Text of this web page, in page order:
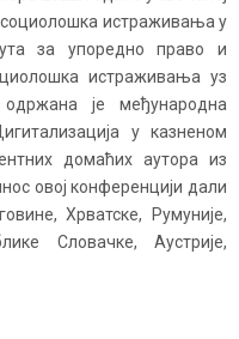
истраживања у
за упоредно право и
истраживања уз
је међународна
у казненом
домаћих аутора из
овој конференцији дали
Хрватске, Румуније,
Словачке, Аустрије,